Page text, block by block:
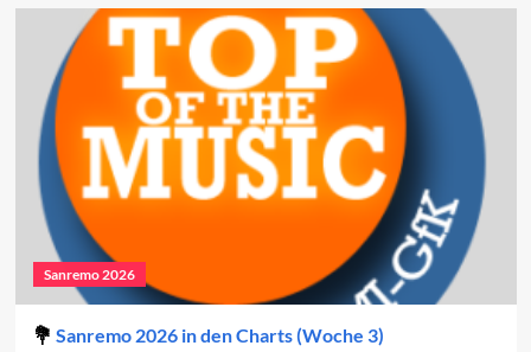
Sanremo 2026
Sanremo 2026 in den Charts (Woche 3)